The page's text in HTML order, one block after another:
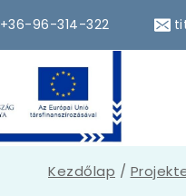
+36-96-314-322
Kezdőlap /